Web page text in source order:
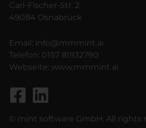
Carl-Fischer-Str. 2
49084 Osnabrück
Email: info@mmmint.ai
Telefon: 0157 81932790
Webseite: www.mmmint.ai
© mint software GmbH. All rights